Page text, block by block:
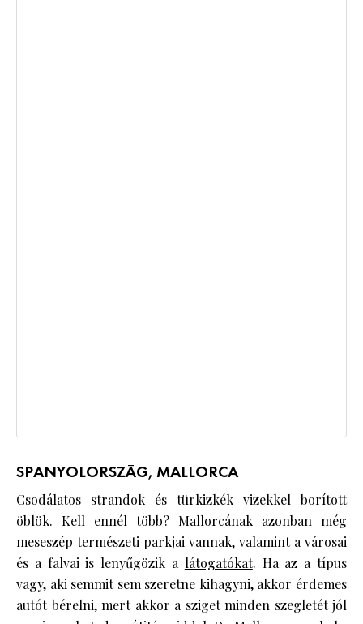
SPANYOLORSZÁG, MALLORCA
Csodálatos strandok és türkizkék vizekkel borított
öblök. Kell ennél több? Mallorcának azonban még
meseszép természeti parkjai vannak, valamint a városai
és a falvai is lenyűgözik a látogatókat. Ha az a típus
vagy, aki semmit sem szeretne kihagyni, akkor érdemes
autót bérelni, mert akkor a sziget minden szegletét jól